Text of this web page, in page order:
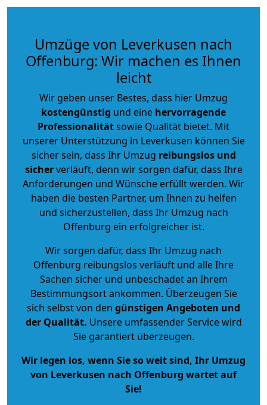
Umzüge von Leverkusen nach
Offenburg: Wir machen es Ihnen
leicht
Wir geben unser Bestes, dass hier Umzug
kostengünstig und eine hervorragende
Professionalitätsowie Qualität bietet. Mit
unserer Unterstützung in Leverkusen können Sie
sicher sein, dass Ihr Umzug reibungslos und
sicherverläuft, denn wir sorgen dafür, dass Ihre
Anforderungen und Wünsche erfüllt werden. Wir
haben die besten Partner, um Ihnen zu helfen
und sicherzustellen, dass Ihr Umzug nach
Offenburg ein erfolgreicher ist.
Wir sorgen dafür, dass Ihr Umzug nach
Offenburg reibungslos verläuft und alle Ihre
Sachen sicher und unbeschadet an Ihrem
Bestimmungsort ankommen. Überzeugen Sie
sich selbst von den günstigen Angeboten und
der Qualität. Unsere umfassender Service wird
Sie garantiert überzeugen.
Wir legen los, wenn Sie so weit sind, Ihr Umzug
von Leverkusen nach Offenburg wartet auf
Sie!